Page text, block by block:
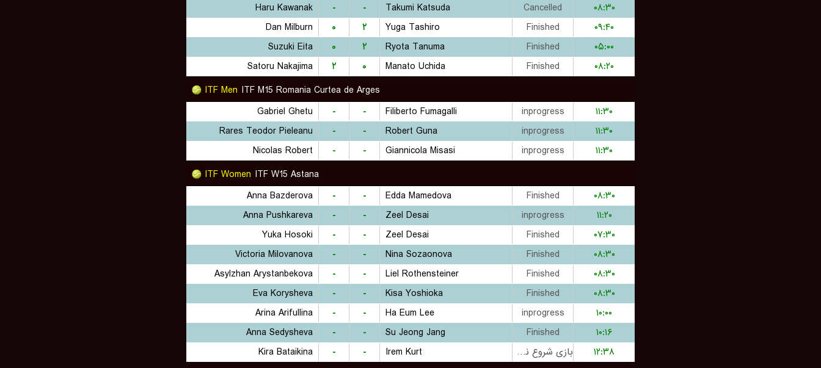
Haru Kawanak
- - Takumi Katsuda Cancelled
۰۸:۳۰
Dan Milburn
۰ ۲ Yuga Tashiro Finished
۰۹:۴۰
Suzuki Eita
۰ ۲ Ryota Tanuma Finished
۰۵:۰۰
Satoru Nakajima
۲ ۰ Manato Uchida Finished
۰۸:۲۰
ITF Men ITF M15 Romania Curtea de Arges
Gabriel Ghetu
- - Filiberto Fumagalli inprogress
۱۱:۳۰
Rares Teodor Pieleanu
- - Robert Guna inprogress
۱۱:۳۰
Nicolas Robert
- - Giannicola Misasi inprogress
۱۱:۳۰
ITF Women ITF W15 Astana
Anna Bazderova
- - Edda Mamedova Finished
۰۸:۳۰
Anna Pushkareva
- - Zeel Desai inprogress
۱۱:۲۰
Yuka Hosoki
- - Zeel Desai Finished
۰۷:۳۰
Victoria Milovanova
- - Nina Sozaonova Finished
۰۸:۳۰
Asylzhan Arystanbekova
- - Liel Rothensteiner Finished
۰۸:۳۰
Eva Korysheva
- - Kisa Yoshioka Finished
۰۸:۳۰
Arina Arifullina
- - Ha Eum Lee inprogress
۱۰:۰۰
Anna Sedysheva
- - Su Jeong Jang Finished
۱۰:۱۶
Kira Bataikina
- - Irem Kurt بازی شروع نشده است
۱۲:۳۸